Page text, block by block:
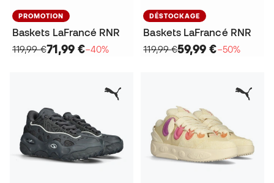
PROMOTION
Baskets LaFrancé RNR
119,99 €71,99 €−40%
DÉSTOCKAGE
Baskets LaFrancé RNR
119,99 €59,99 €−50%